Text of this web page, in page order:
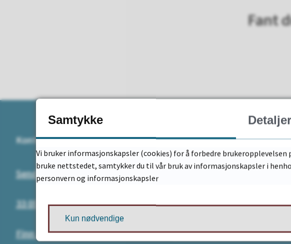
Fant
Kontakt
Send e-post
33 05 95 00
Finn ansatt
Adresse
Postadresse:
3081 Holmestrand
Besøksadresse:
Samtykke Detaljer
Vi bruker informasjonskapsler (cookies) for å forbedre
bruke nettstedet, samtykker du til vår bruk av informasjonskapsler i
personvern og informasjonskapsler
Kun nødvendige